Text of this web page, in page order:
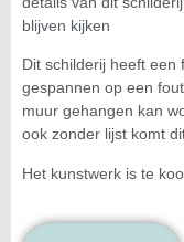
blijven kijken
Dit schilderij heeft een
gespannen op een
muur gehangen kan
ook zonder lijst komt
Het kunstwerk is te